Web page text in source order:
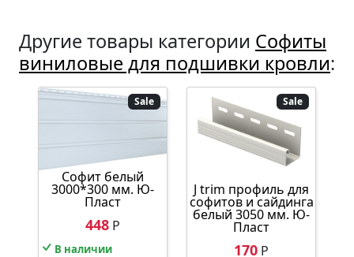
Другие товары категории Софиты
виниловые для подшивки кровли:
Sale
Софит белый
3000*300 мм. Ю-
Пласт
448 Р
В наличии
Sale
J trim профиль для
софитов и сайдинга
белый 3050 мм. Ю-
Пласт
170 Р